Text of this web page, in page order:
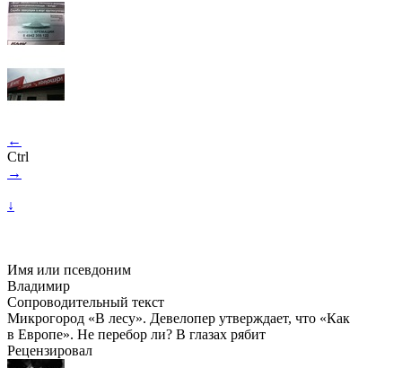
←
Ctrl
→
↓
Имя или псевдоним
Владимир
Сопроводительный текст
Микрогород «В лесу». Девелопер утверждает, что «Как
в Европе». Не перебор ли? В глазах рябит
Рецензировал